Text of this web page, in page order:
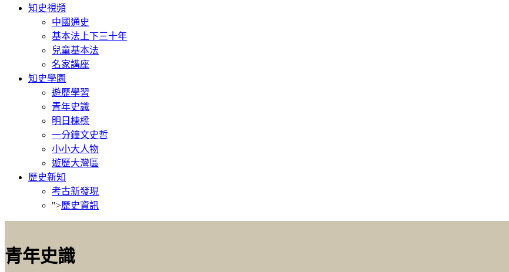
知史視頻
中國通史
基本法上下三十年
兒童基本法
名家講座
知史學園
遊歷學習
青年史識
明日棟樑
一分鐘文史哲
小小大人物
遊歷大灣區
歷史新知
考古新發現
">歷史資訊
青年史識